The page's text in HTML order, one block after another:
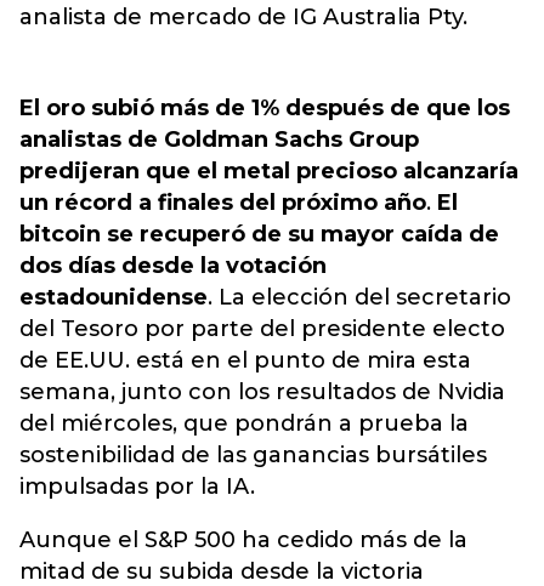
analista de mercado de IG Australia Pty.
El oro subió más de 1% después de que los
analistas de Goldman Sachs Group
predijeran que el metal precioso alcanzaría
un récord a finales del próximo año. El
bitcoin se recuperó de su mayor caída de
dos días desde la votación
estadounidense. La elección del secretario
del Tesoro por parte del presidente electo
de EE.UU. está en el punto de mira esta
semana, junto con los resultados de Nvidia
del miércoles, que pondrán a prueba la
sostenibilidad de las ganancias bursátiles
impulsadas por la IA.
Aunque el S&P 500 ha cedido más de la
mitad de su subida desde la victoria